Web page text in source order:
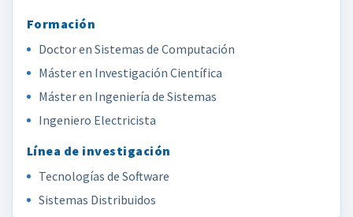
Doctor en Sistemas de Computación
Máster en Investigación Científica
Máster en Ingeniería de Sistemas
Ingeniero Electricista
Tecnologías de Software
Sistemas Distribuidos